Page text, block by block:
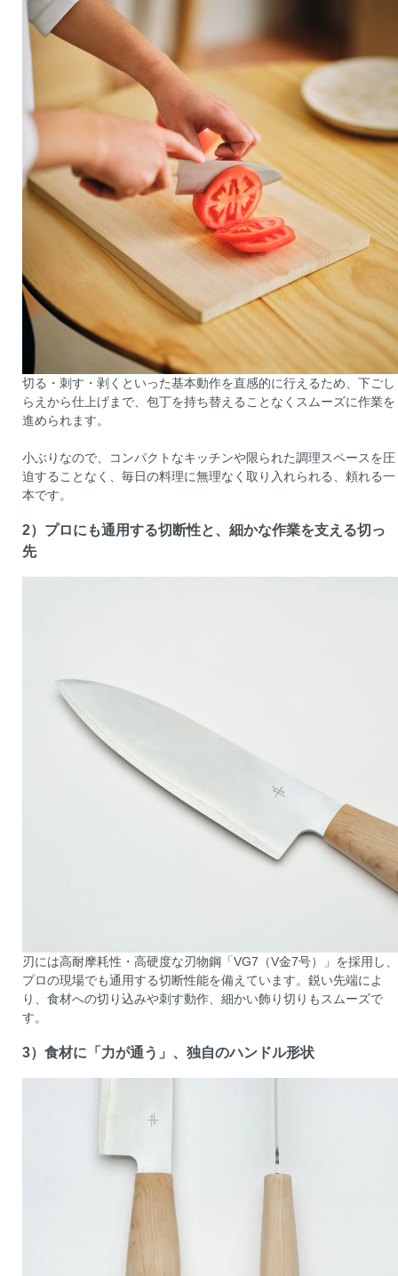
切る・刺す・剥くといった基本動作を直感的に行えるため、下ごし
らえから仕上げまで、包丁を持ち替えることなくスムーズに作業を
進められます。
小ぶりなので、コンパクトなキッチンや限られた調理スペースを圧
迫することなく、毎日の料理に無理なく取り入れられる、頼れる一
本です。
2）プロにも通用する切断性と、細かな作業を支える切っ
先
刃には高耐摩耗性・高硬度な刃物鋼「VG7（V金7号）」を採用し、
プロの現場でも通用する切断性能を備えています。鋭い先端によ
り、食材への切り込みや刺す動作、細かい飾り切りもスムーズで
す。
3）食材に「力が通う」、独自のハンドル形状